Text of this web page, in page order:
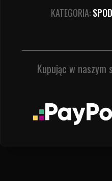
KATEGORIA:
Kupując w naszym